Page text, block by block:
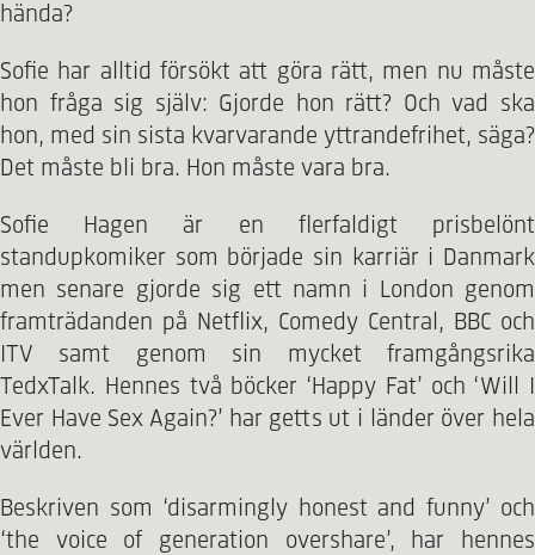
hända?
Sofie har alltid försökt att göra rätt, men nu måste
hon fråga sig själv: Gjorde hon rätt? Och vad ska
hon, med sin sista kvarvarande yttrandefrihet, säga?
Det måste bli bra. Hon måste vara bra.
Sofie Hagen är en flerfaldigt prisbelönt
standupkomiker som började sin karriär i Danmark
men senare gjorde sig ett namn i London genom
framträdanden på Netflix, Comedy Central, BBC och
ITV samt genom sin mycket framgångsrika
TedxTalk. Hennes två böcker ‘Happy Fat’ och ‘Will I
Ever Have Sex Again?’ har getts ut i länder över hela
världen.
Beskriven som ‘disarmingly honest and funny’ och
‘the voice of generation overshare’, har hennes